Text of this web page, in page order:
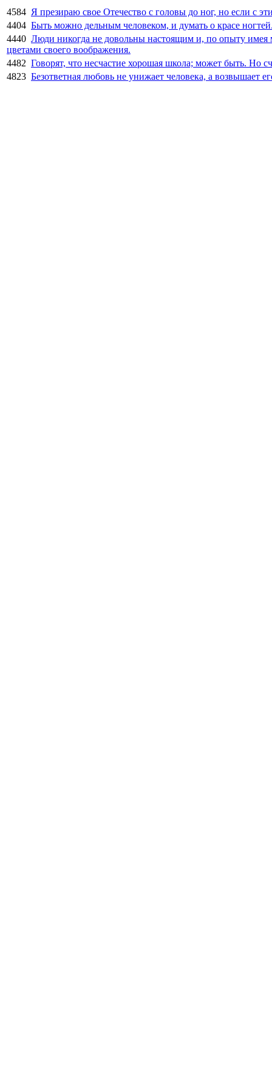
4584 Я презираю свое Отечество с головы до ног, но если с
4404 Быть можно дельным человеком, и думать о красе
4440 Люди никогда не довольны настоящим и, по опыту
цветами своего воображения.
4482 Говорят, что несчастие хорошая школа; может быть. Но
4823 Безответная любовь не унижает человека, а возвышает